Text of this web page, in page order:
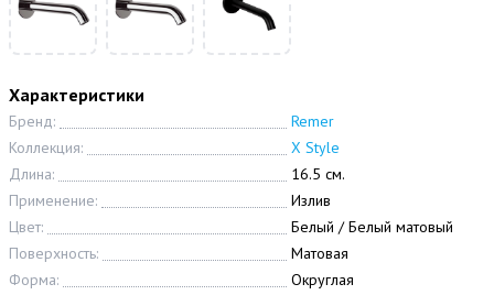
Характеристики
Бренд:
Remer
Коллекция:
X Style
Длина:
16.5 см.
Применение:
Излив
Цвет:
Белый / Белый матовый
Поверхность:
Матовая
Форма:
Округлая